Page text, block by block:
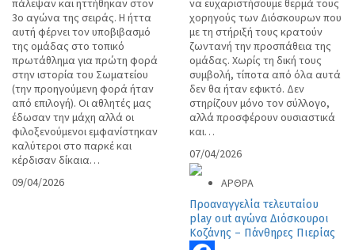
πάλεψαν και ηττήθηκαν στον
3ο αγώνα της σειράς. Η ήττα
αυτή φέρνει τον υποβιβασμό
της ομάδας στο τοπικό
πρωτάθλημα για πρώτη φορά
στην ιστορία του Σωματείου
(την προηγούμενη φορά ήταν
από επιλογή). Οι αθλητές μας
έδωσαν την μάχη αλλά οι
φιλοξενούμενοι εμφανίστηκαν
καλύτεροι στο παρκέ και
κέρδισαν δίκαια…
09/04/2026
να ευχαριστήσουμε θερμά τους
χορηγούς των Διόσκουρων που
με τη στήριξή τους κρατούν
ζωντανή την προσπάθεια της
ομάδας. Χωρίς τη δική τους
συμβολή, τίποτα από όλα αυτά
δεν θα ήταν εφικτό. Δεν
στηρίζουν μόνο τον σύλλογο,
αλλά προσφέρουν ουσιαστικά
και…
07/04/2026
ΑΡΘΡΑ
Προαναγγελία τελευταίου
play out αγώνα Διόσκουροι
Κοζάνης – Πάνθηρες Πιερίας